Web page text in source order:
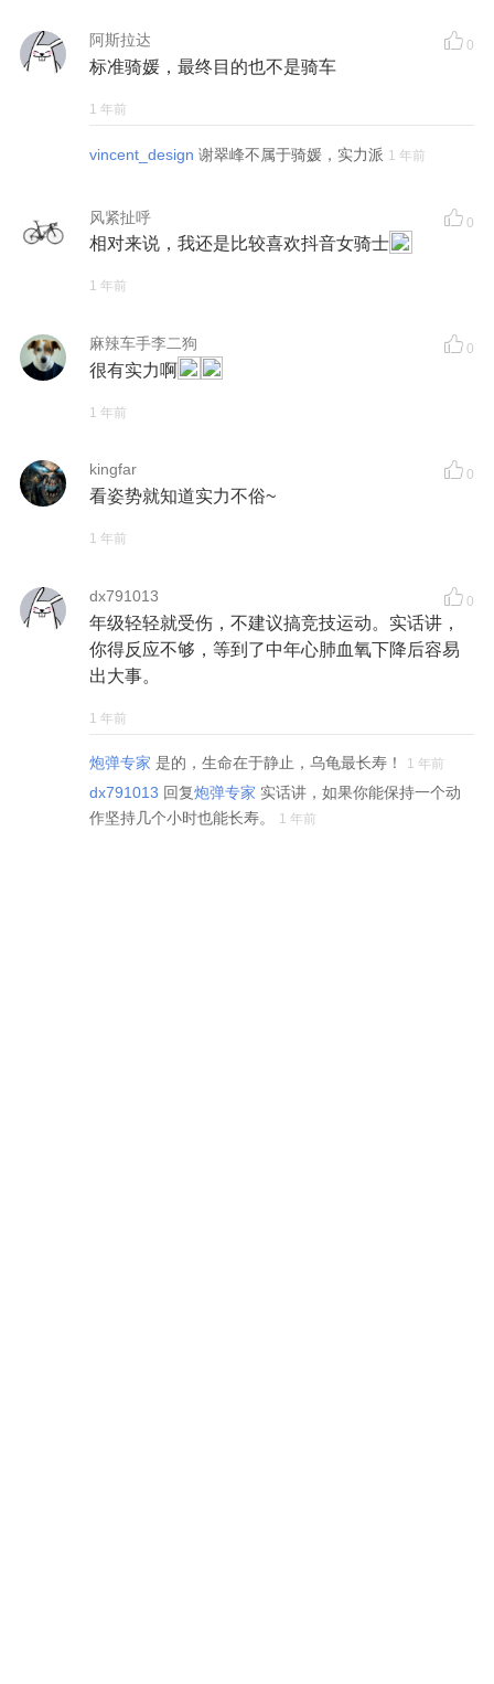
阿斯拉达 0
标准骑媛，最终目的也不是骑车
1 年前
vincent_design 谢翠峰不属于骑媛，实力派 1 年前
风紧扯呼 0
相对来说，我还是比较喜欢抖音女骑士
1 年前
麻辣车手李二狗 0
很有实力啊
1 年前
kingfar 0
看姿势就知道实力不俗~
1 年前
dx791013 0
年级轻轻就受伤，不建议搞竞技运动。实话讲，
你得反应不够，等到了中年心肺血氧下降后容易
出大事。
1 年前
炮弹专家 是的，生命在于静止，乌龟最长寿！ 1 年前
dx791013 回复炮弹专家 实话讲，如果你能保持一个动
作坚持几个小时也能长寿。
1 年前